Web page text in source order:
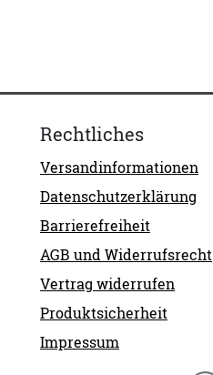
Rechtliches
Versandinformationen
Datenschutzerklärung
Barrierefreiheit
AGB und Widerrufsrecht
Vertrag widerrufen
Produktsicherheit
Impressum